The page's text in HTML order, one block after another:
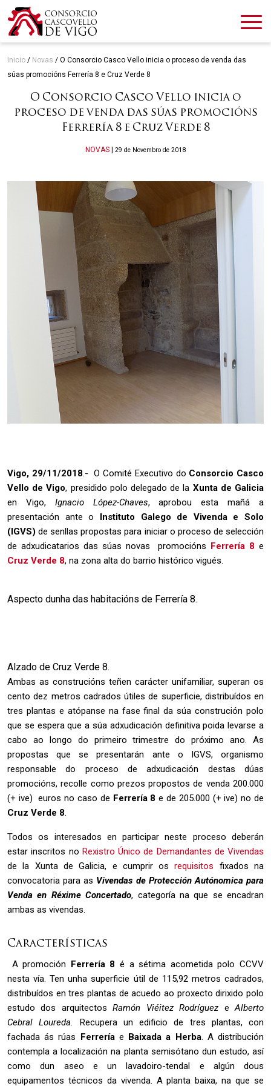
Inicio / Novas / O Consorcio Casco Vello inicia o proceso de venda das
súas promocións Ferrería 8 e Cruz Verde 8
O Consorcio Casco Vello inicia o
proceso de venda das súas promocións
Ferrería 8 e Cruz Verde 8
Categories
NOVAS 29 de Novembro de 2018
Vigo, 29/11/2018.- O Comité Executivo do Consorcio Casco
Vello de Vigo, presidido polo delegado de la Xunta de Galicia
en Vigo, Ignacio López-Chaves, aprobou esta mañá a
presentación ante o Instituto Galego de Vivenda e Solo
(IGVS) de senllas propostas para iniciar o proceso de selección
de adxudicatarios das súas novas promocións Ferrería 8 e
Cruz Verde 8, na zona alta do barrio histórico vigués.
Aspecto dunha das habitacións de Ferrería 8.
Alzado de Cruz Verde 8.
Ambas as construcións teñen carácter unifamiliar, superan os
cento dez metros cadrados útiles de superficie, distribuídos en
tres plantas e atópanse na fase final da súa construción polo
que se espera que a súa adxudicación definitiva poida levarse a
cabo ao longo do primeiro trimestre do próximo ano. As
propostas que se presentarán ante o IGVS, organismo
responsable do proceso de adxudicación destas dúas
promocións, recolle como prezos propostos de venda 200.000
(+ ive) euros no caso de Ferrería 8 e de 205.000 (+ ive) no de
Cruz Verde 8.
Todos os interesados en participar neste proceso deberán
estar inscritos no Rexistro Único de Demandantes de Vivendas
de la Xunta de Galicia, e cumprir osrequisitos fixados na
convocatoria para as Vivendas de Protección Autónomica para
Venda en Réxime Concertado, categoría na que se encadran
ambas as vivendas.
Características
A promoción Ferrería 8 é a sétima acometida polo CCVV
nesta vía. Ten unha superficie útil de 115,92 metros cadrados,
distribuídos en tres plantas de acuedo ao proxecto dirixido polo
estudo dos arquitectosRamón Viéitez Rodríguez eAlberto
Cebral Loureda.
Recupera un edificio de tres plantas, con
fachada ás rúas Ferreríae Baixada a Herba. A distribución
contempla a localización na planta semisótano dun estudo, así
como dun aseo e un lavadoiro-tendal e algún dous
equipamentos técnicos da vivenda. A planta baixa, na que se